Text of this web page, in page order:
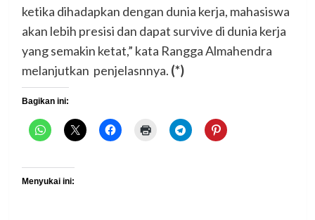
ketika dihadapkan dengan dunia kerja, mahasiswa
akan lebih presisi dan dapat survive di dunia kerja
yang semakin ketat,” kata Rangga Almahendra
melanjutkan penjelasnnya. (*)
Bagikan ini:
Menyukai ini: